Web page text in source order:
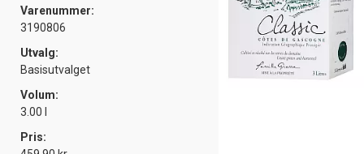
Varenummer:
3190806
Utvalg:
Basisutvalget
Volum:
3.00 l
Pris: